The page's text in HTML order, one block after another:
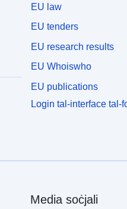
EU law
EU tenders
EU research results
EU Whoiswho
EU publications
Login tal-interface tal-
Media soċjali